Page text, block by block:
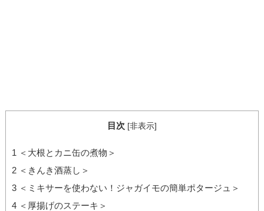
目次 [非表示]
1 ＜大根とカニ缶の煮物＞
2＜きんき酒蒸し＞
3＜ミキサーを使わない！ジャガイモの簡単ポタージュ＞
4＜厚揚げのステーキ＞